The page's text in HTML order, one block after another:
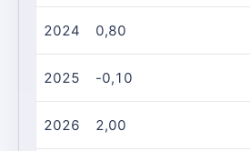
2024 0,80
2025 -0,10
2026 2,00